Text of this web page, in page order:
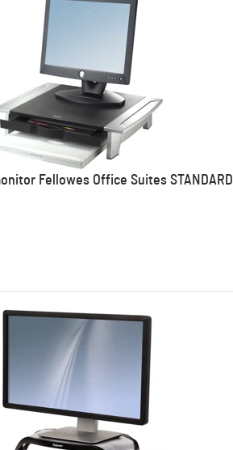
Fellowes Office Suites STANDARD